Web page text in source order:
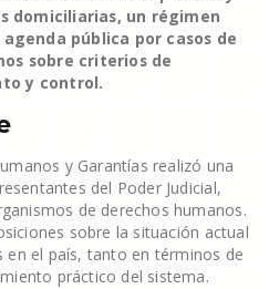
domiciliarias, un régimen
pública por casos de
sobre criterios de
y control.
y Garantías realizó una
del Poder Judicial,
de derechos humanos.
sobre la situación actual
en el país, tanto en términos de
práctico del sistema.